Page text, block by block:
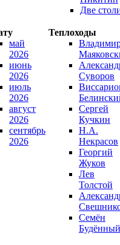
Две
Теплоходы
май
2026
июнь
2026
июль
2026
август
2026
сентябрь
2026
Суворов
Сергей
Кучкин
Н.А.
Некрасов
Георгий
Жуков
Лев
Толстой
Семён
Будённый